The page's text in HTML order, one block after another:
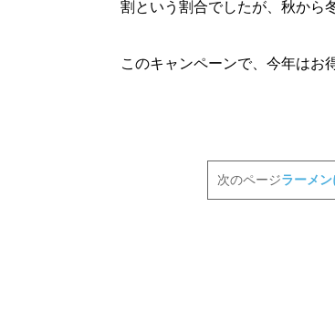
割という割合でしたが、秋から
このキャンペーンで、今年はお
次のページラーメ